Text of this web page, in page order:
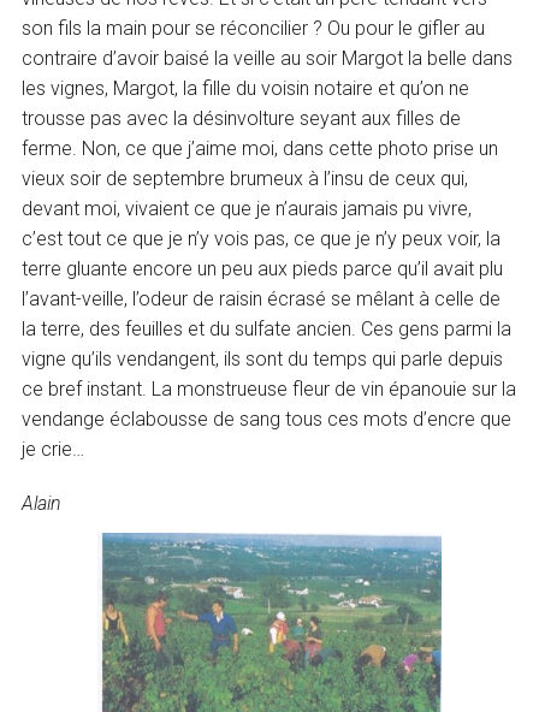
son fils la main pour se réconcilier ? Ou pour le gifler au
contraire d’avoir baisé la veille au soir Margot la belle dans
les vignes, Margot, la fille du voisin notaire et qu’on ne
trousse pas avec la désinvolture seyant aux filles de
ferme. Non, ce que j’aime moi, dans cette photo prise un
vieux soir de septembre brumeux à l’insu de ceux qui,
devant moi, vivaient ce que je n’aurais jamais pu vivre,
c’est tout ce que je n’y vois pas, ce que je n’y peux voir, la
terre gluante encore un peu aux pieds parce qu’il avait plu
l’avant-veille, l’odeur de raisin écrasé se mêlant à celle de
la terre, des feuilles et du sulfate ancien. Ces gens parmi la
vigne qu’ils vendangent, ils sont du temps qui parle depuis
ce bref instant. La monstrueuse fleur de vin épanouie sur la
vendange éclabousse de sang tous ces mots d’encre que
je crie…
Alain